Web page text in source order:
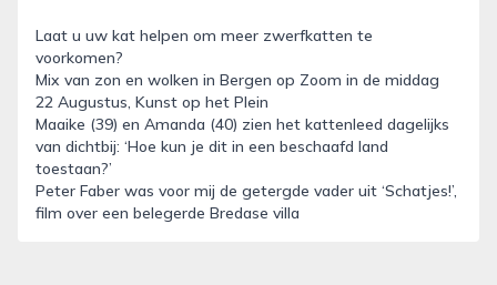
Laat u uw kat helpen om meer zwerfkatten te
voorkomen?
Mix van zon en wolken in Bergen op Zoom in de middag
22 Augustus, Kunst op het Plein
Maaike (39) en Amanda (40) zien het kattenleed dagelijks
van dichtbij: ‘Hoe kun je dit in een beschaafd land
toestaan?’
Peter Faber was voor mij de getergde vader uit ‘Schatjes!’,
film over een belegerde Bredase villa